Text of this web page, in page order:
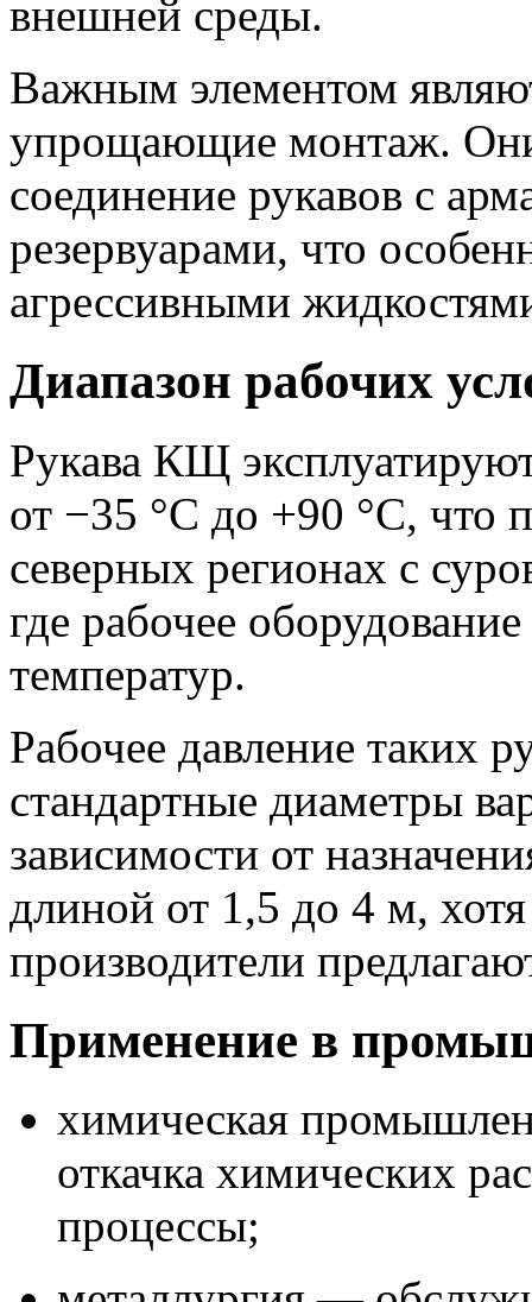
внешней среды.
Важным элементом
упрощающие монтаж. Они
соединение рукавов с
резервуарами, что
агрессивными
Диапазон рабочих
Рукава КЩ
от −35 °С до +90 °С, что
северных регионах с
где рабочее
температур.
Рабочее давление таких
стандартные диаметры
зависимости от
длиной от 1,5 до 4 м,
производители
Применение в
химическая
откачка химических
процессы;